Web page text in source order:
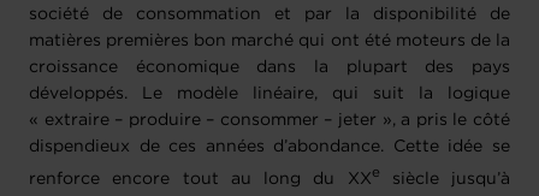
société de consommation et par la disponibilité de
matières premières bon marché qui ont été moteurs de la
croissance économique dans la plupart des pays
développés. Le modèle linéaire, qui suit la logique
« extraire – produire – consommer – jeter », a pris le côté
dispendieux de ces années d’abondance. Cette idée se
renforce encore tout au long du XXe siècle jusqu’à